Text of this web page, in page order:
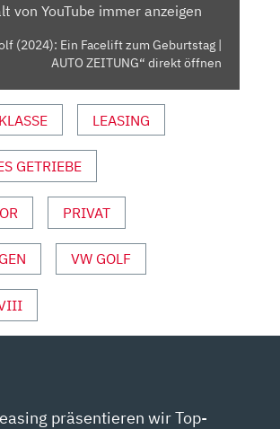
von YouTube immer anzeigen
(2024): Ein Facelift zum Geburtstag |
AUTO ZEITUNG“ direkt öffnen
LEASING
GETRIEBE
PRIVAT
VW GOLF
präsentieren wir Top-